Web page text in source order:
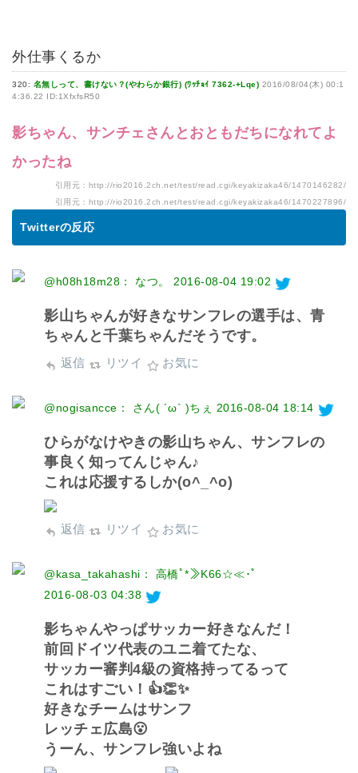
外仕事くるか
320: 名無しって、書けない？(やわらか銀行) (ﾜｯﾁｮｲ 7362-+Lqe) 2016/08/04(木) 00:1
4:36.22 ID:1XfxfsR50
影ちゃん、サンチェさんとおともだちになれてよ
かったね
引用元： http://rio2016.2ch.net/test/read.cgi/keyakizaka46/1470146282/
引用元： http://rio2016.2ch.net/test/read.cgi/keyakizaka46/1470227896/
Twitterの反応
@h08h18m28： なつ。 2016-08-04 19:02
影山ちゃんが好きなサンフレの選手は、青
ちゃんと千葉ちゃんだそうです。
返信 リツイ お気に
@nogisancce： さん( ´ω` )ちぇ 2016-08-04 18:14
ひらがなけやきの影山ちゃん、サンフレの
事良く知ってんじゃん♪
これは応援するしか(o^_^o)
返信 リツイ お気に
@kasa_takahashi： 高橋ﾟ*≫K66☆≪･ﾟ
2016-08-03 04:38
影ちゃんやっぱサッカー好きなんだ！
前回ドイツ代表のユニ着てたな、
サッカー審判4級の資格持ってるって
これはすごい！👍👏✨
好きなチームはサンフ
レッチェ広島😮
うーん、サンフレ強いよね